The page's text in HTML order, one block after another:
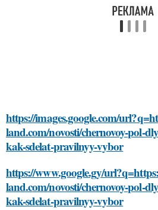
https://images.google.com/
land.com/novosti/chernovoy-pol-
kak-sdelat-pravilnyy-vybor
https://www.google.gy/
land.com/novosti/chernovoy-pol-
kak-sdelat-pravilnyy-vybor